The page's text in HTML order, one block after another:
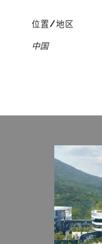
位置/地区
中国